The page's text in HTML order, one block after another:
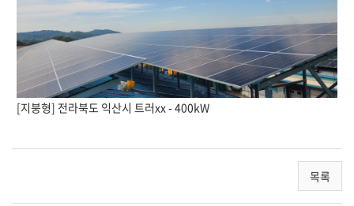
[지붕형] 전라북도 익산시 트러xx - 400kW
목록